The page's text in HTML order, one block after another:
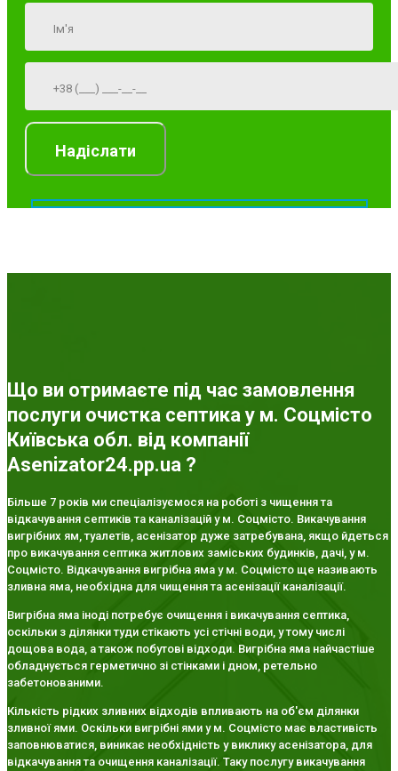
Що ви отримаєте під час замовлення
послуги очистка септика у м. Соцмісто
Київська обл. від компанії
Asenizator24.pp.ua ?
Більше 7 років ми спеціалізуємося на роботі з чищення та
відкачування септиків та каналізацій у м. Соцмісто. Викачування
вигрібних ям, туалетів, асенізатор дуже затребувана, якщо йдеться
про викачування септика житлових заміських будинків, дачі, у м.
Соцмісто. Відкачування вигрібна яма у м. Соцмісто ще називають
зливна яма, необхідна для чищення та асенізації каналізації.
Вигрібна яма іноді потребує очищення і викачування септика,
оскільки з ділянки туди стікають усі стічні води, у тому числі
дощова вода, а також побутові відходи. Вигрібна яма найчастіше
обладнується герметично зі стінками і дном, ретельно
забетонованими.
Кількість рідких зливних відходів впливають на об'єм ділянки
зливної ями. Оскільки вигрібні ями у м. Соцмісто має властивість
заповнюватися, виникає необхідність у виклику асенізатора, для
відкачування та очищення каналізації. Таку послугу викачування